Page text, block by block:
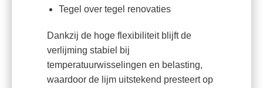
Tegel over tegel renovaties
Dankzij de hoge flexibiliteit blijft de
verlijming stabiel bij
temperatuurwisselingen en belasting,
waardoor de lijm uitstekend presteert op